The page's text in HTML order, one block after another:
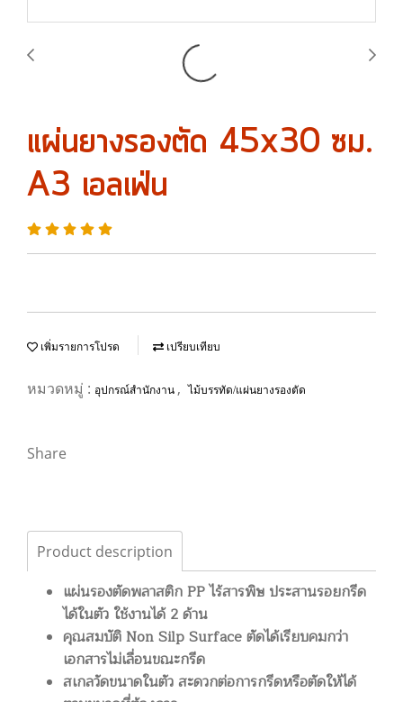
แผ่นยางรองตัด 45x30 ซม.
A3 เอลเฟ่น
เพิ่มรายการโปรด เปรียบเทียบ
หมวดหมู่ : อุปกรณ์สำนักงาน , ไม้บรรทัด/แผ่นยางรองตัด
Share
Product description
แผ่นรองตัดพลาสติก PP ไร้สารพิษ ประสานรอยกรีด
ได้ในตัว ใช้งานได้ 2 ด้าน
คุณสมบัติ Non Silp Surface ตัดได้เรียบคมกว่า
เอกสารไม่เลื่อนขณะกรีด
สเกลวัดขนาดในตัว สะดวกต่อการกรีดหรือตัดให้ได้